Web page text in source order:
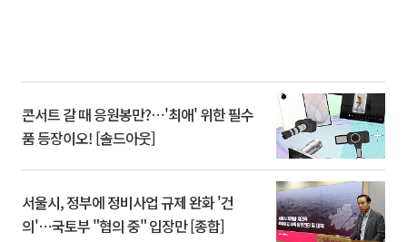
콘서트 갈 때 응원봉만?⋯'최애' 위한 필수
품 등장이오! [솔드아웃]
서울시, 정부에 정비사업 규제 완화 '건
의'⋯국토부 "협의 중" 입장만 [종합]